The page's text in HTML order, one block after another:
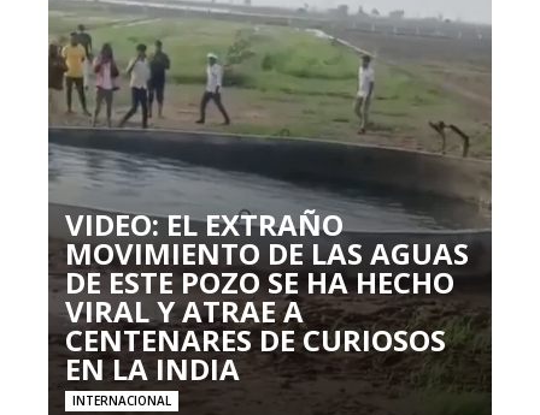
VIDEO: EL EXTRAÑO
MOVIMIENTO DE LAS AGUAS
DE ESTE POZO SE HA HECHO
VIRAL Y ATRAE A
CENTENARES DE CURIOSOS
EN LA INDIA
INTERNACIONAL